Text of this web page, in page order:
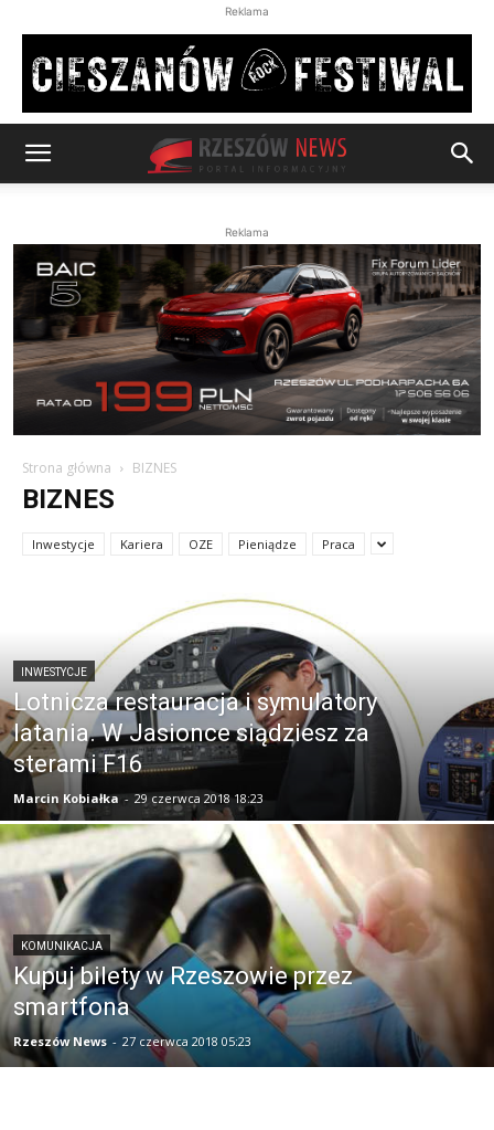
Reklama
Reklama
Strona główna BIZNES
BIZNES
Inwestycje Kariera OZE Pieniądze Praca
INWESTYCJE
Lotnicza restauracja i symulatory
latania. W Jasionce siądziesz za
sterami F16
Marcin Kobiałka - 29 czerwca 2018 18:23
KOMUNIKACJA
Kupuj bilety w Rzeszowie przez
smartfona
Rzeszów News - 27 czerwca 2018 05:23